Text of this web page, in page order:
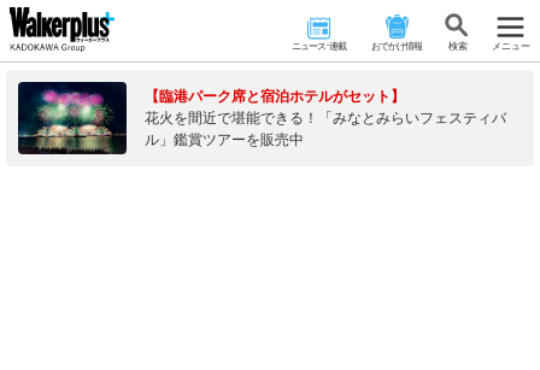
ニュース･連載 おでかけ情報 検 索 メニュー
【臨港パーク席と宿泊ホテルがセット】
花火を間近で堪能できる！「みなとみらいフェスティバ
ル」鑑賞ツアーを販売中